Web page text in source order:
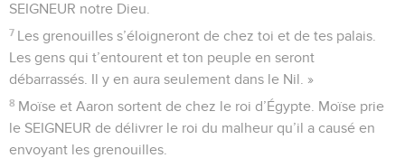
SEIGNEUR notre Dieu.
7 Les grenouilles s’éloigneront de chez toi et de tes palais.
Les gens qui t’entourent et ton peuple en seront
débarrassés. Il y en aura seulement dans le Nil. »
8 Moïse et Aaron sortent de chez le roi d’Égypte. Moïse prie
le SEIGNEUR de délivrer le roi du malheur qu’il a causé en
envoyant les grenouilles.